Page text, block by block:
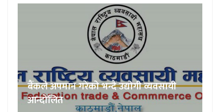
बैंकले अपमान गरेको भन्दै उद्योगी व्यवसायी
आन्दोलित